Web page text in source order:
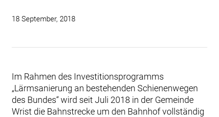
18 September, 2018
Im Rahmen des Investitionsprogramms
„Lärmsanierung an bestehenden Schienenwegen
des Bundes“ wird seit Juli 2018 in der Gemeinde
Wrist die Bahnstrecke um den Bahnhof vollständig